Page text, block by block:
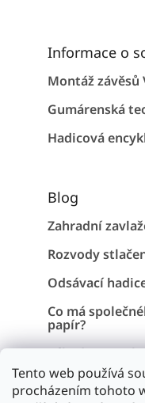
Tento web používá
procházením tohoto
Informace o
Montáž závěsů
Gumárenská
Hadicová
Blog
Zahradní
Rozvody
Odsávací
Co má
papír?
Záhadu